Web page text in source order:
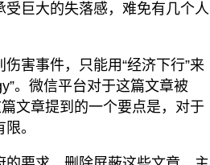
巨大的失落感，难免有几个人
害事件，只能用“经济下行”来
。微信平台对于这篇文章被
文章提到的一个要点是，对于
。